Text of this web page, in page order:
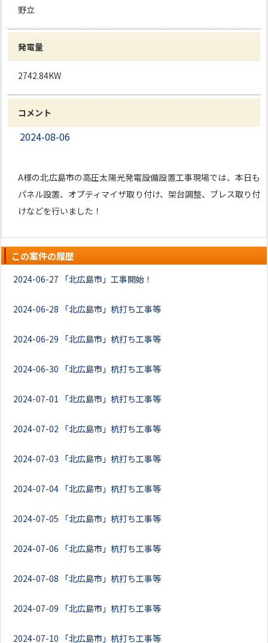
野立
発電量
2742.84KW
コメント
2024-08-06
A様の北広島市の高圧太陽光発電設備設置工事現場では、本日も
パネル設置、オプティマイザ取り付け、架台調整、ブレス取り付
けなどを行いました！
この案件の履歴
2024-06-27 「北広島市」工事開始！
2024-06-28 「北広島市」杭打ち工事等
2024-06-29 「北広島市」杭打ち工事等
2024-06-30 「北広島市」杭打ち工事等
2024-07-01 「北広島市」杭打ち工事等
2024-07-02 「北広島市」杭打ち工事等
2024-07-03 「北広島市」杭打ち工事等
2024-07-04 「北広島市」杭打ち工事等
2024-07-05 「北広島市」杭打ち工事等
2024-07-06 「北広島市」杭打ち工事等
2024-07-08 「北広島市」杭打ち工事等
2024-07-09 「北広島市」杭打ち工事等
2024-07-10 「北広島市」杭打ち工事等